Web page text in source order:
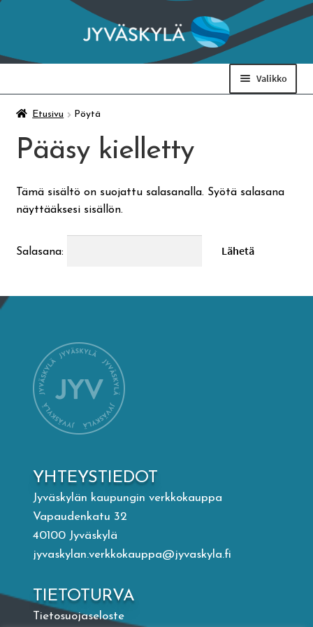
Siirry
navigointiin
Siirry
sisältöön
Valikko
Taidemuseo & Ratamo
Suomen käsityön museo
Skeittihalli
Taideapteekki
Kirjasto
Valon Kaupunki
Lasten Lysti & LystiKylä-festivaali
English
Etusivu Pöytä
Pääsy kielletty
Tämä sisältö on suojattu salasanalla. Syötä salasana
näyttääksesi sisällön.
Salasana:
YHTEYSTIEDOT
Jyväskylän kaupungin verkkokauppa
Vapaudenkatu 32
40100 Jyväskylä
jyvaskylan.verkkokauppa@jyvaskyla.fi
TIETOTURVA
Tietosuojaseloste